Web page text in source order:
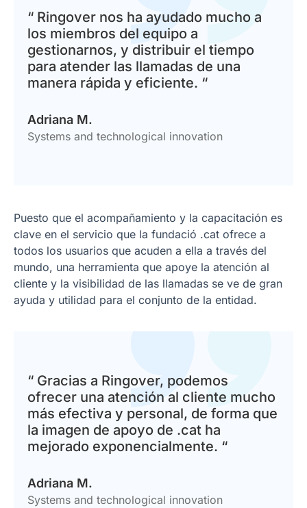
“ Ringover nos ha ayudado mucho a
los miembros del equipo a
gestionarnos, y distribuir el tiempo
para atender las llamadas de una
manera rápida y eficiente. “
Adriana M.
Systems and technological innovation
Puesto que el acompañamiento y la capacitación es
clave en el servicio que la fundació .cat ofrece a
todos los usuarios que acuden a ella a través del
mundo, una herramienta que apoye la atención al
cliente y la visibilidad de las llamadas se ve de gran
ayuda y utilidad para el conjunto de la entidad.
“ Gracias a Ringover, podemos
ofrecer una atención al cliente mucho
más efectiva y personal, de forma que
la imagen de apoyo de .cat ha
mejorado exponencialmente. “
Adriana M.
Systems and technological innovation